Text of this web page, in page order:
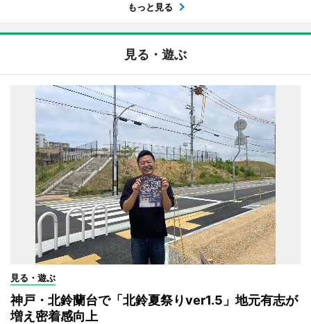
もっと見る
見る・遊ぶ
見る・遊ぶ
神戸・北鈴蘭台で「北鈴夏祭りver1.5」地元有志が
増え密着感向上